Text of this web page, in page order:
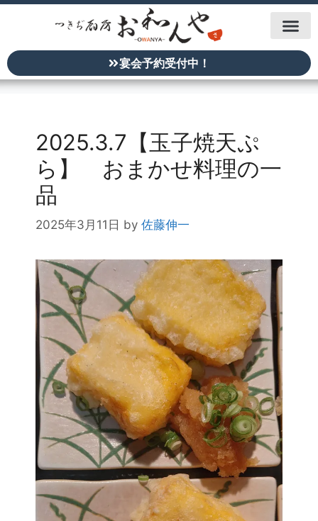
宴会予約受付中！
2025.3.7【玉子焼天ぷ
ら】 おまかせ料理の一
品
2025年3月11日 by 佐藤伸一